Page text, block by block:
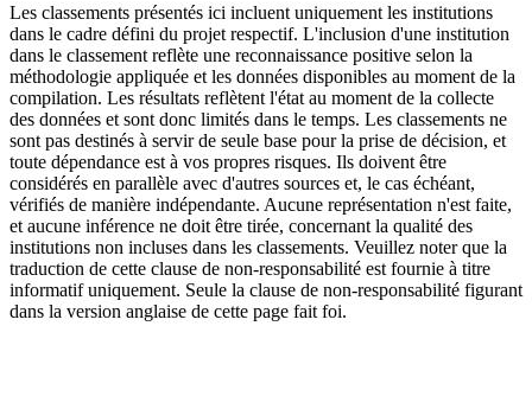
Les classements présentés ici incluent uniquement les institutions
dans le cadre défini du projet respectif. L'inclusion d'une institution
dans le classement reflète une reconnaissance positive selon la
méthodologie appliquée et les données disponibles au moment de la
compilation. Les résultats reflètent l'état au moment de la collecte
des données et sont donc limités dans le temps. Les classements ne
sont pas destinés à servir de seule base pour la prise de décision, et
toute dépendance est à vos propres risques. Ils doivent être
considérés en parallèle avec d'autres sources et, le cas échéant,
vérifiés de manière indépendante. Aucune représentation n'est faite,
et aucune inférence ne doit être tirée, concernant la qualité des
institutions non incluses dans les classements. Veuillez noter que la
traduction de cette clause de non-responsabilité est fournie à titre
informatif uniquement. Seule la clause de non-responsabilité figurant
dans la version anglaise de cette page fait foi.